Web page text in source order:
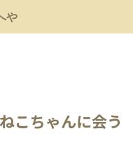
や
こちゃんに会う